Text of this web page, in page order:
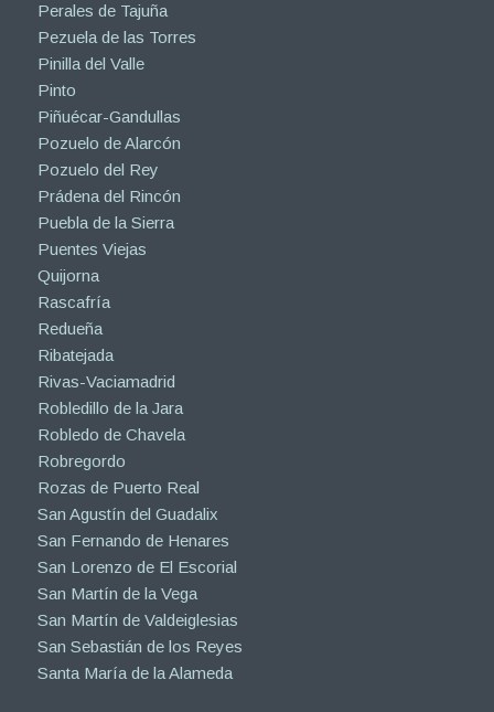
Perales de Tajuña
Pezuela de las Torres
Pinilla del Valle
Pinto
Piñuécar-Gandullas
Pozuelo de Alarcón
Pozuelo del Rey
Prádena del Rincón
Puebla de la Sierra
Puentes Viejas
Quijorna
Rascafría
Redueña
Ribatejada
Rivas-Vaciamadrid
Robledillo de la Jara
Robledo de Chavela
Robregordo
Rozas de Puerto Real
San Agustín del Guadalix
San Fernando de Henares
San Lorenzo de El Escorial
San Martín de la Vega
San Martín de Valdeiglesias
San Sebastián de los Reyes
Santa María de la Alameda